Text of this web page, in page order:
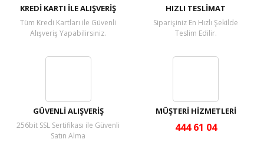
KREDİ KARTI İLE ALIŞVERİŞ
Tüm Kredi Kartları ile Güvenli
Alışveriş Yapabilirsiniz.
HIZLI TESLİMAT
Siparişiniz En Hızlı Şekilde
Teslim Edilir.
GÜVENLİ ALIŞVERİŞ
256bit SSL Sertifikası ile Güvenli
Satın Alma
MÜŞTERİ HİZMETLERİ
444 61 04